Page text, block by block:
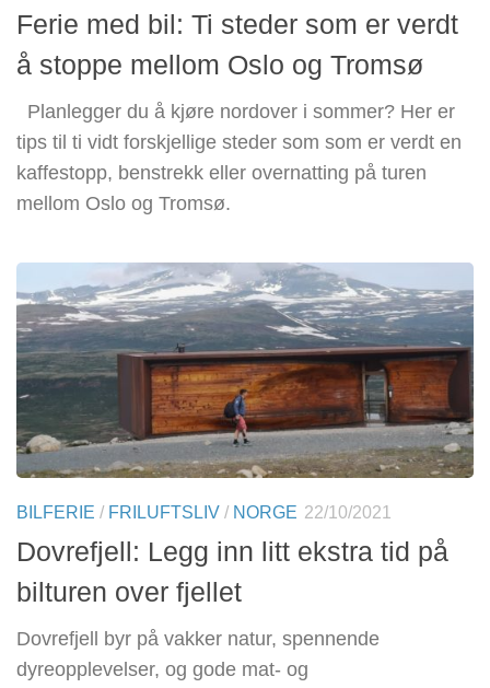
Ferie med bil: Ti steder som er verdt
å stoppe mellom Oslo og Tromsø
Planlegger du å kjøre nordover i sommer? Her er
tips til ti vidt forskjellige steder som som er verdt en
kaffestopp, benstrekk eller overnatting på turen
mellom Oslo og Tromsø.
BILFERIE / FRILUFTSLIV / NORGE 22/10/2021
Dovrefjell: Legg inn litt ekstra tid på
bilturen over fjellet
Dovrefjell byr på vakker natur, spennende
dyreopplevelser, og gode mat- og